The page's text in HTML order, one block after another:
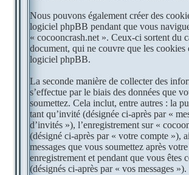
Nous pouvons également créer des
logiciel phpBB pendant que vous
« cocooncrash.net ». Ceux-ci sortent du
document, qui ne couvre que les cookies
logiciel phpBB.
La seconde manière de collecter des
s’effectue par le biais des données que
soumettez. Cela inclut, entre autres : la
tant qu’invité (désignée ci-après par «
d’invités »), l’enregistrement sur «
(désigné ci-après par « votre compte »),
messages que vous soumettez après votre
enregistrement et pendant que vous êtes
(désignés ci-après par « vos messages »).